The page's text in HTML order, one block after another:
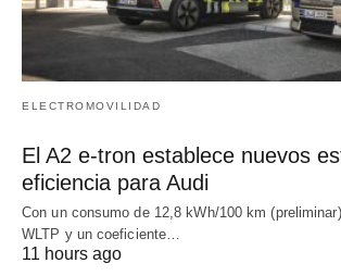
ELECTROMOVILIDAD
El A2 e-tron establece nuevos
eficiencia para Audi
Con un consumo de 12,8 kWh/100 km
WLTP y un coeficiente…
11 hours ago